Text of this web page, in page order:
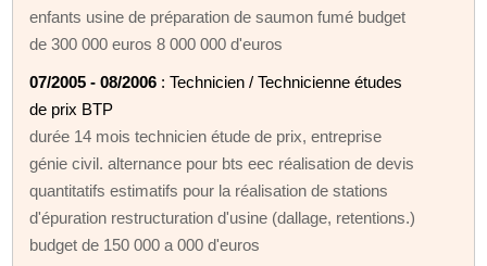
enfants usine de préparation de saumon fumé budget
de 300 000 euros 8 000 000 d'euros
07/2005 - 08/2006 : Technicien / Technicienne études
de prix BTP
durée 14 mois technicien étude de prix, entreprise
génie civil. alternance pour bts eec réalisation de devis
quantitatifs estimatifs pour la réalisation de stations
d'épuration restructuration d'usine (dallage, retentions.)
budget de 150 000 a 000 d'euros